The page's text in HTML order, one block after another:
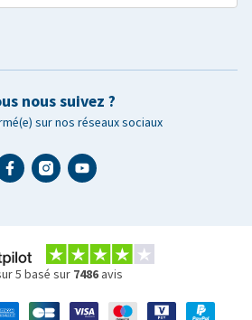
nous suivez ?
sur nos réseaux sociaux
5 basé sur 7486 avis